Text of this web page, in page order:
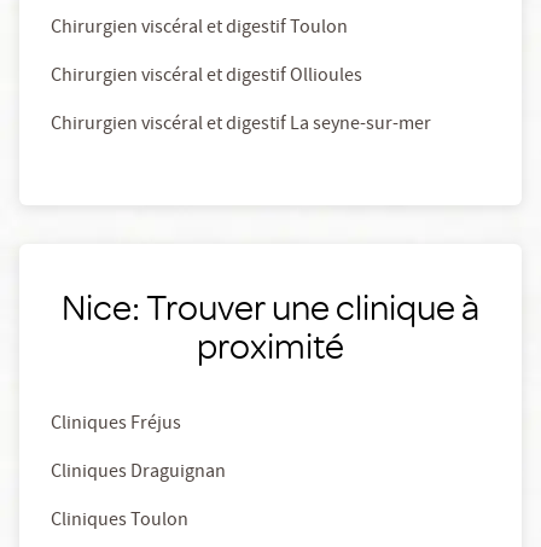
Chirurgien viscéral et digestif Toulon
Chirurgien viscéral et digestif Ollioules
Chirurgien viscéral et digestif La seyne-sur-mer
Nice: Trouver une clinique à
proximité
Cliniques Fréjus
Cliniques Draguignan
Cliniques Toulon